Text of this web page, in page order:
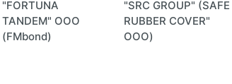
"FORTUNA
TANDEM" ООО
(FMbond)
"SRC GROUP" (SAFE
RUBBER COVER"
ООО)